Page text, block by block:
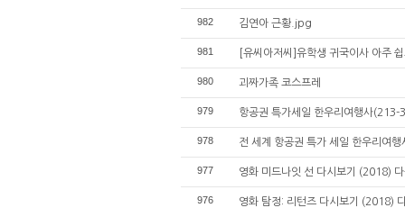
982 김연아 근황.jpg
981 [유씨아저씨]유학생 귀국이사 아주
980 괴짜가족 코스프레
979 항공권 특가세일 한우리여행사
978 전 세계 항공권 특가 세일 한우리여
977 영화 미드나잇 선 다시보기 (2018)
976 영화 탐정: 리턴즈 다시보기 (2018)